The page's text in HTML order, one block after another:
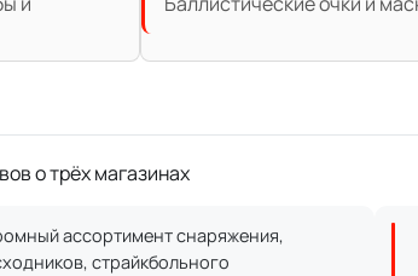
о трёх магазинах
ассортимент снаряжения,
страйкбольного